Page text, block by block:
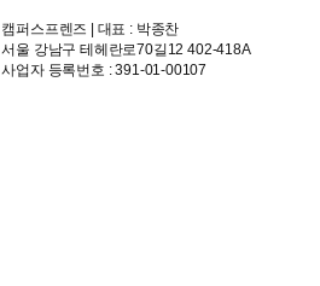
캠퍼스프렌즈 | 대표 : 박종찬
서울 강남구 테헤란로70길12 402-418A
사업자 등록번호 : 391-01-00107